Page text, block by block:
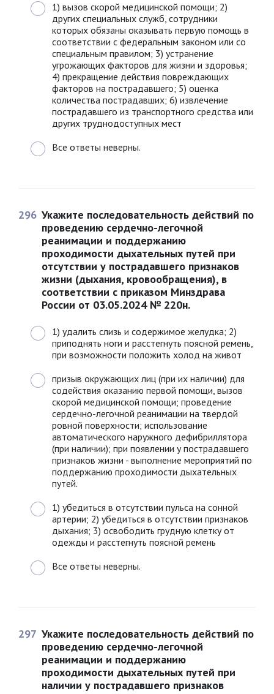
1) вызов скорой медицинской помощи; 2)
других специальных служб, сотрудники
которых обязаны оказывать первую помощь в
соответствии с федеральным законом или со
специальным правилом; 3) устранение
угрожающих факторов для жизни и здоровья;
4) прекращение действия повреждающих
факторов на пострадавшего; 5) оценка
количества пострадавших; 6) извлечение
пострадавшего из транспортного средства или
других труднодоступных мест
Все ответы неверны.
296 Укажите последовательность действий по
проведению сердечно-легочной
реанимации и поддержанию
проходимости дыхательных путей при
отсутствии у пострадавшего признаков
жизни (дыхания, кровообращения), в
соответствии с приказом Минздрава
России от 03.05.2024 № 220н.
1) удалить слизь и содержимое желудка; 2)
приподнять ноги и расстегнуть поясной ремень,
при возможности положить холод на живот
призыв окружающих лиц (при их наличии) для
содействия оказанию первой помощи, вызов
скорой медицинской помощи; проведение
сердечно-легочной реанимации на твердой
ровной поверхности; использование
автоматического наружного дефибриллятора
(при наличии); при появлении у пострадавшего
признаков жизни - выполнение мероприятий по
поддержанию проходимости дыхательных
путей.
1) убедиться в отсутствии пульса на сонной
артерии; 2) убедиться в отсутствии признаков
дыхания; 3) освободить грудную клетку от
одежды и расстегнуть поясной ремень
Все ответы неверны.
297 Укажите последовательность действий по
проведению сердечно-легочной
реанимации и поддержанию
проходимости дыхательных путей при
наличии у пострадавшего признаков